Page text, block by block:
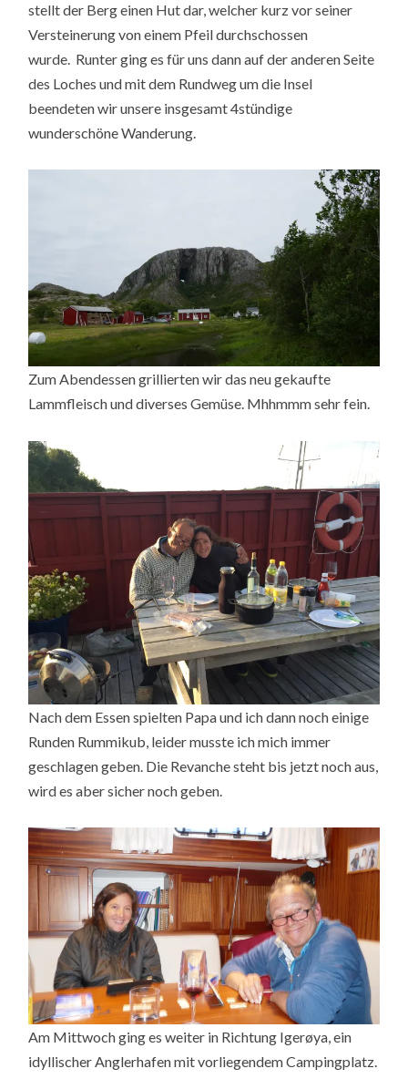
stellt der Berg einen Hut dar, welcher kurz vor seiner
Versteinerung von einem Pfeil durchschossen
wurde. Runter ging es für uns dann auf der anderen Seite
des Loches und mit dem Rundweg um die Insel
beendeten wir unsere insgesamt 4stündige
wunderschöne Wanderung.
Zum Abendessen grillierten wir das neu gekaufte
Lammfleisch und diverses Gemüse. Mhhmmm sehr fein.
Nach dem Essen spielten Papa und ich dann noch einige
Runden Rummikub, leider musste ich mich immer
geschlagen geben. Die Revanche steht bis jetzt noch aus,
wird es aber sicher noch geben.
Am Mittwoch ging es weiter in Richtung Igerøya, ein
idyllischer Anglerhafen mit vorliegendem Campingplatz.